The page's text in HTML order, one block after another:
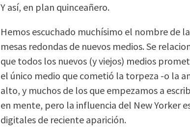
Y así, en plan quinceañero.
Hemos escuchado muchísimo el nombre de
mesas redondas de nuevos medios. Se
que todos los nuevos (y viejos) medios
el único medio que cometió la torpeza -o la
alto, y muchos de los que empezamos a
en mente, pero la influencia del New Yorker
digitales de reciente aparición.